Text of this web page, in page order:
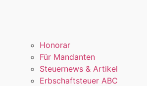
Honorar
Für Mandanten
Steuernews & Artikel
Erbschaftsteuer ABC